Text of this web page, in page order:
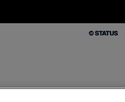
Značky Kolekcie